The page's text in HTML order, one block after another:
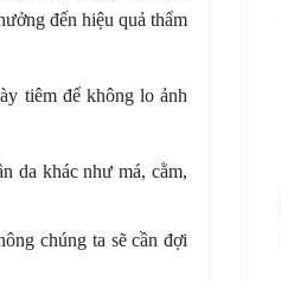
đến hiệu quả thẩm
tiêm để không lo ảnh
da khác như má, cằm,
chúng ta sẽ cần đợi